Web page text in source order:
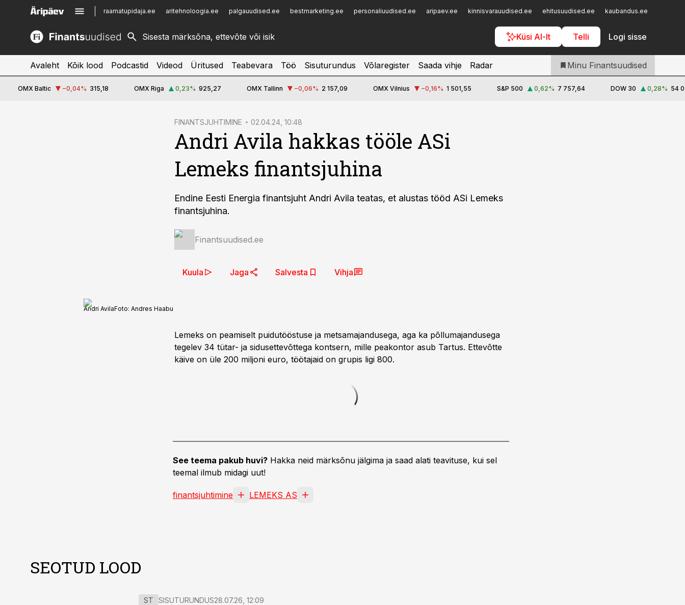
raamatupidaja.ee aritehnoloogia.ee palgauudised.ee bestmarketing.ee personaliuudised.ee aripaev.ee kinnisvarauudised.ee ehitusuudised.ee kaubandus.ee
Küsi AI-lt Telli Logi sisse
kinnisvarauudised.ee
logistikauudised.ee
imelineajalugu.ee
Infopank
Iseteenindus
Telli Finantsuudised
Avaleht Kõik lood Podcastid Videod Üritused Teabevara Töö Sisuturundus Võlaregister Saada vihje Radar Minu Finantsuudised
OMX Baltic −0,04% 315,18 OMX Riga 0,23% 925,27 OMX Tallinn −0,06% 2 157,09 OMX Vilnius −0,16% 1 501,55 S&P 500 0,62% 7 757,64 DOW 30 0,28% 54
FINANTSJUHTIMINE 02.04.24, 10:48
Andri Avila hakkas tööle ASi
Lemeks finantsjuhina
Endine Eesti Energia finantsjuht Andri Avila teatas, et alustas tööd ASi Lemeks
finantsjuhina.
Finantsuudised.ee
Kuula Jaga Salvesta Vihja
Andri AvilaFoto: Andres Haabu
Lemeks on peamiselt puidutööstuse ja metsamajandusega, aga ka põllumajandusega
tegelev 34 tütar- ja sidusettevõttega kontsern, mille peakontor asub Tartus. Ettevõtte
käive on üle 200 miljoni euro, töötajaid on grupis ligi 800.
See teema pakub huvi? Hakka neid märksõnu jälgima ja saad alati teavituse, kui sel
teemal ilmub midagi uut!
finantsjuhtimine LEMEKS AS
SEOTUD LOOD
ST SISUTURUNDUS28.07.26, 12:09